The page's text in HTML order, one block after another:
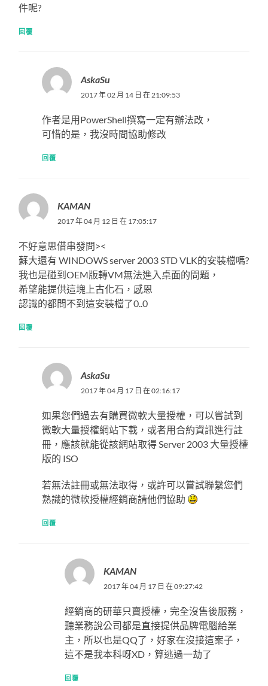
件呢?
回覆
AskaSu
2017 年 02 月 14 日 在 21:09:53
作者是用PowerShell撰寫一定有辦法改，
可惜的是，我沒時間協助修改
回覆
KAMAN
2017 年 04 月 12 日 在 17:05:17
不好意思借串發問><
蘇大還有 WINDOWS server 2003 STD VLK的安裝檔嗎?
我也是碰到OEM版轉VM無法進入桌面的問題，
希望能提供這塊上古化石，感恩
認識的都問不到這安裝檔了0..0
回覆
AskaSu
2017 年 04 月 17 日 在 02:16:17
如果您們過去有購買微軟大量授權，可以嘗試到
微軟大量授權網站下載，或者用合約資訊進行註
冊，應該就能從該網站取得 Server 2003 大量授權
版的 ISO
若無法註冊或無法取得，或許可以嘗試聯繫您們
熟識的微軟授權經銷商請他們協助
回覆
KAMAN
2017 年 04 月 17 日 在 09:27:42
經銷商的研華只賣授權，完全沒售後服務，
聽業務說公司都是直接提供品牌電腦給業
主，所以也是QQ了，好家在沒接這案子，
這不是我本科呀XD，算逃過一劫了
回覆